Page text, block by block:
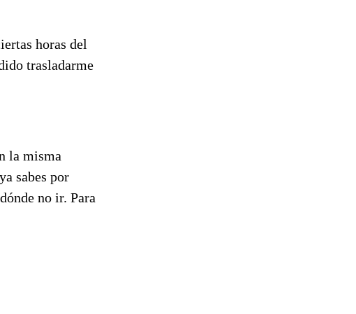
horas del
trasladarme
la misma
sabes por
no ir. Para